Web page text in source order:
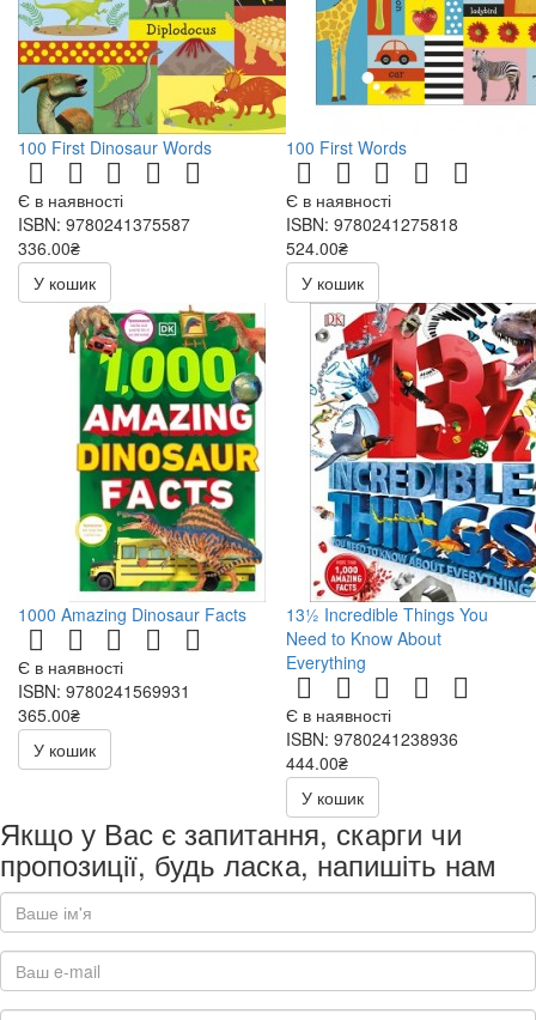
100 First Dinosaur Words
Є в наявності
ISBN: 9780241375587
336.00₴
У кошик
100 First Words
Є в наявності
ISBN: 9780241275818
524.00₴
У кошик
1000 Amazing Dinosaur Facts
Є в наявності
ISBN: 9780241569931
365.00₴
У кошик
13½ Incredible Things You
Need to Know About
Everything
Є в наявності
ISBN: 9780241238936
444.00₴
У кошик
Якщо у Вас є запитання, скарги чи
пропозиції, будь ласка, напишіть нам